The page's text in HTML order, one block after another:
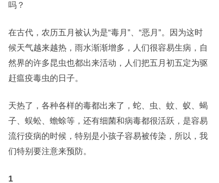
吗？
在古代，农历五月被认为是“毒月”、“恶月”。因为这时
候天气越来越热，雨水渐渐增多，人们很容易生病，自
然界的许多昆虫也都出来活动，人们把五月初五定为驱
赶瘟疫毒虫的日子。
天热了，各种各样的毒都出来了，蛇、虫、蚊、蚁、蝎
子、蜈蚣、蟾蜍等，还有细菌和病毒都很活跃，是容易
流行疫病的时候，特别是小孩子容易被传染，所以，我
们特别要注意来预防。
1